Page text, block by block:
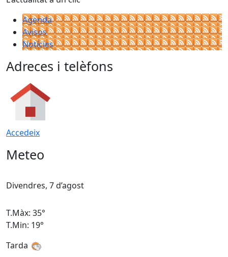
Agenda
Avisos
Notícies
Adreces i telèfons
Accedeix
Meteo
Divendres, 7 d’agost
T.Màx: 35°
T.Min: 19°
Tarda